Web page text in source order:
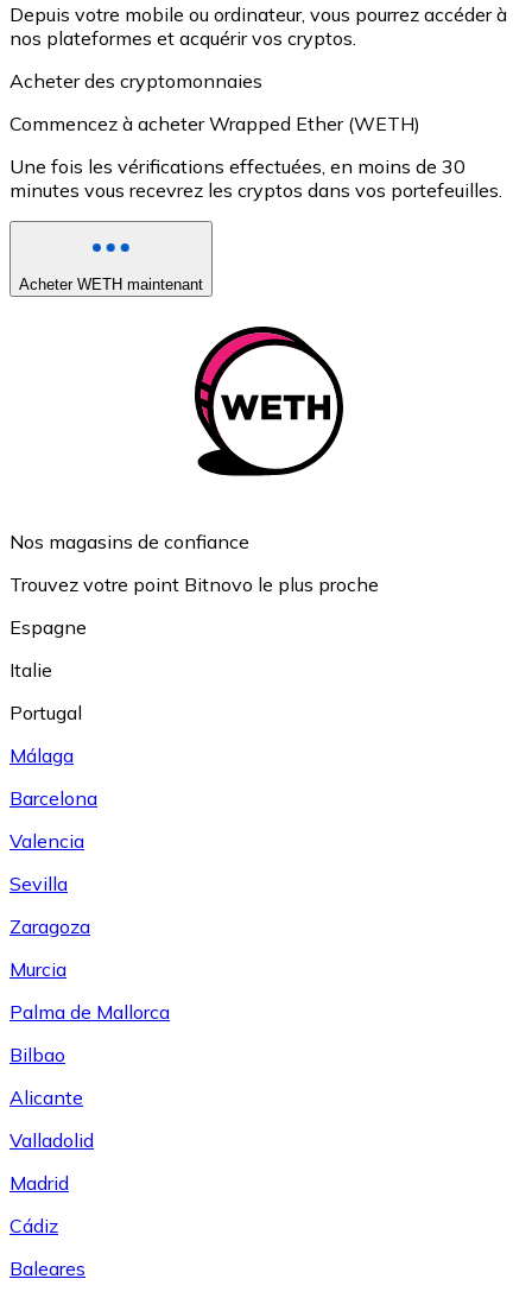
Depuis votre mobile ou ordinateur, vous pourrez accéder à
nos plateformes et acquérir vos cryptos.
Acheter des cryptomonnaies
Commencez à acheter Wrapped Ether (WETH)
Une fois les vérifications effectuées, en moins de 30
minutes vous recevrez les cryptos dans vos portefeuilles.
Acheter WETH maintenant
Nos magasins de confiance
Trouvez votre point Bitnovo le plus proche
Espagne
Italie
Portugal
Málaga
Barcelona
Valencia
Sevilla
Zaragoza
Murcia
Palma de Mallorca
Bilbao
Alicante
Valladolid
Madrid
Cádiz
Baleares